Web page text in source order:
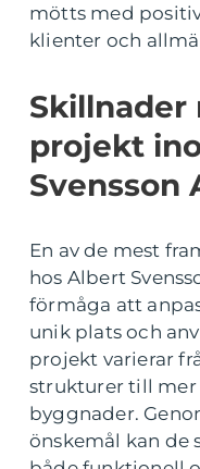
mötts med
klienter och
Skillnader
projekt
Svensson
En av de mest
hos Albert
förmåga att
unik plats och
projekt varierar
strukturer till mer
byggnader.
önskemål kan de